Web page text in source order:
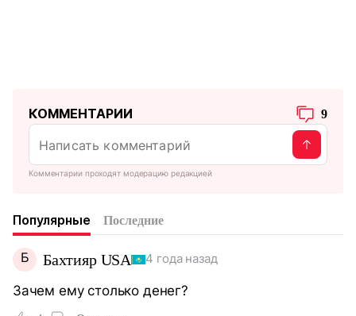
КОММЕНТАРИИ 9
Комментарии проходят модерацию редакцией
Популярные Последние
Б Бахтияр USA 4 года назад
Зачем ему столько денег?